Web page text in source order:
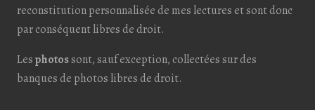
reconstitution personnalisée de mes lectures et sont donc
par conséquent libres de droit.
Lesphotossont, sauf exception, collectées sur des
banques de photos libres de droit.